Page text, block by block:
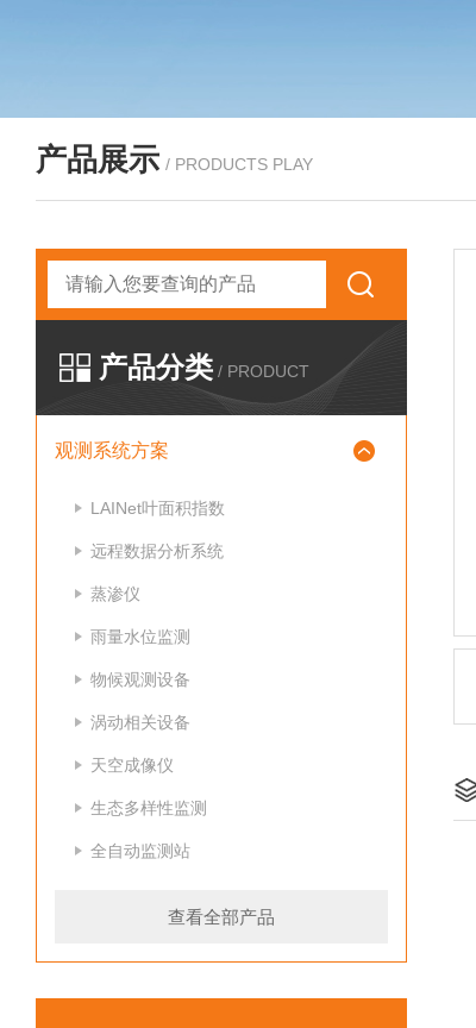
产品展示 / PRODUCTS PLAY
产品分类 / PRODUCT
观测系统方案
LAINet叶面积指数
远程数据分析系统
蒸渗仪
雨量水位监测
物候观测设备
涡动相关设备
天空成像仪
生态多样性监测
全自动监测站
查看全部产品